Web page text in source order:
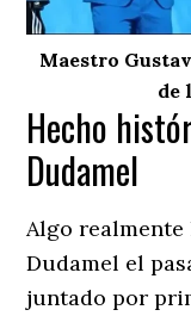
Maestro
de
Hecho
Dudamel
Algo
Dudamel el
juntado por